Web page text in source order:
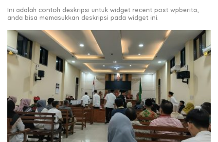
Ini adalah contoh deskripsi untuk widget recent post wpberita,
anda bisa memasukkan deskripsi pada widget ini.